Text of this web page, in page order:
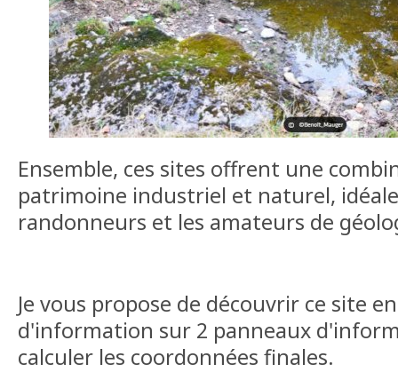
Ensemble, ces sites offrent une
patrimoine industriel et naturel,
randonneurs et les amateurs de
Je vous propose de découvrir ce site
d'information sur 2 panneaux
calculer les coordonnées finales.